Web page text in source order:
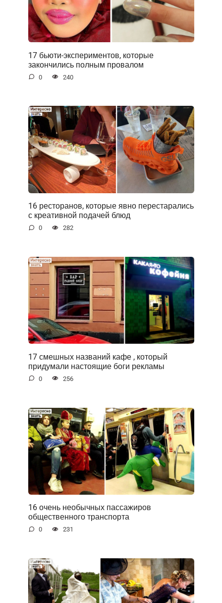
17 бьюти-экспериментов, которые
закончились полным провалом
0 240
16 ресторанов, которые явно перестарались
с креативной подачей блюд
0 282
17 смешных названий кафе , который
придумали настоящие боги рекламы
0 256
16 очень необычных пассажиров
общественного транспорта
0 231